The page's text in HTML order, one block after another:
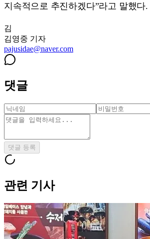
지속적으로 추진하겠다”라고 말했다.
김
김영중 기자
pajusidae@naver.com
댓글
댓글 등록
관련 기사